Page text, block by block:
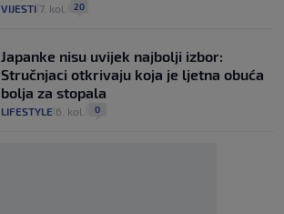
VIJESTI 7. kol. 20
Japanke nisu uvijek najbolji izbor:
Stručnjaci otkrivaju koja je ljetna obuća
bolja za stopala
LIFESTYLE 6. kol. 0